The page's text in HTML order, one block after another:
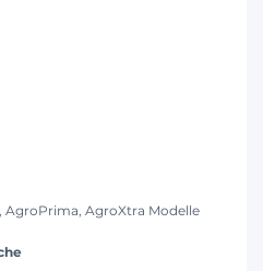
AgroPrima, AgroXtra Modelle